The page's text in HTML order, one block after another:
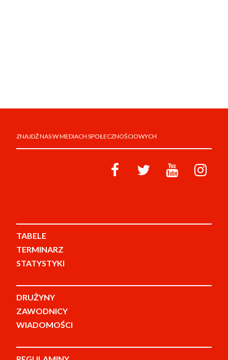
ZNAJDŹ NAS W MEDIACH SPOŁECZNOŚCIOWYCH
TABELE
TERMINARZ
STATYSTYKI
DRUŻYNY
ZAWODNICY
WIADOMOŚCI